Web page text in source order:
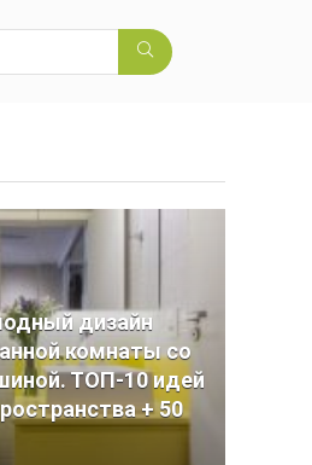
дизайн
комнаты со
ТОП-10 идей
+ 50